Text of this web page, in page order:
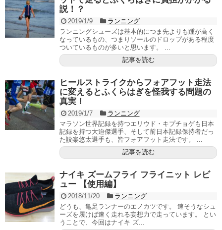
説！？
2019/1/9
ランニング
ランニングシューズは基本的につま先よりも踵が高く
なっているもの、つまりソールのドロップがある程度
ついているものが多いと思います。 ...
記事を読む
ヒールストライクからフォアフット走法
に変えるとふくらはぎを怪我する問題の
真実！
2019/1/7
ランニング
マラソン世界記録を持つエリウド・キプチョゲも日本
記録を持つ大迫傑選手、そして前日本記録保持者だっ
た設楽悠太選手も、皆フォアフット走法です。 ...
記事を読む
ナイキ ズームフライ フライニット レビ
ュー 【使用編】
2018/11/20
ランニング
どうも、亀足ランナーのエノカツです。 速そうなシュ
ーズを履けば速く走れる妄想力で走っています。 とい
うことで、今回はナイキ ズ...